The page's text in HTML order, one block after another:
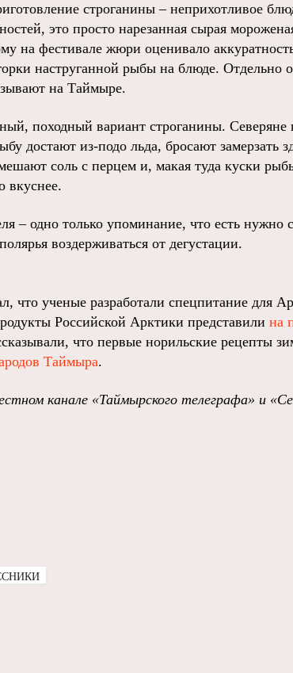
строганины – неприхотливое
это просто нарезанная сырая
на фестивале жюри оценивало
наструганной рыбы на блюде. Отдельно
на Таймыре.
походный вариант строганины. Северяне
достают из-подо льда, бросают замерзать
соль с перцем и, макая туда куски
вкуснее.
– одно только упоминание, что есть нужно
воздерживаться от дегустации.
что ученые разработали спецпитание для
Российской Арктики представили на
что первые норильские рецепты
Таймыра.
канале «Таймырского телеграфа» и